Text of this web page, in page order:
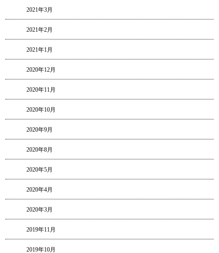
2021年3月
2021年2月
2021年1月
2020年12月
2020年11月
2020年10月
2020年9月
2020年8月
2020年5月
2020年4月
2020年3月
2019年11月
2019年10月